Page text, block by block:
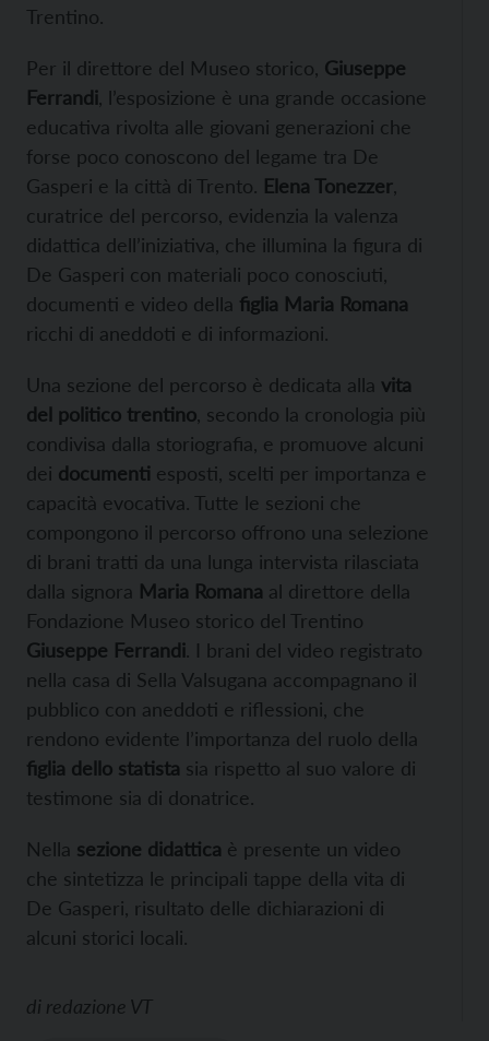
Trentino.
Per il direttore del Museo storico, Giuseppe
Ferrandi , l’esposizione è una grande occasione
educativa rivolta alle giovani generazioni che
forse poco conoscono del legame tra De
Gasperi e la città di Trento. Elena Tonezzer
curatrice del percorso, evidenzia la valenza
didattica dell’iniziativa, che illumina la figura di
De Gasperi con materiali poco conosciuti,
documenti e video della figlia Maria Romana
ricchi di aneddoti e di informazioni.
Una sezione del percorso è dedicata alla vita
del politico trentino , secondo la cronologia più
condivisa dalla storiografia, e promuove alcuni
dei documenti esposti, scelti per importanza e
capacità evocativa. Tutte le sezioni che
compongono il percorso offrono una selezione
di brani tratti da una lunga intervista rilasciata
dalla signora Maria Romana al direttore della
Fondazione Museo storico del Trentino
Giuseppe Ferrandi. I brani del video registrato
nella casa di Sella Valsugana accompagnano il
pubblico con aneddoti e riflessioni, che
rendono evidente l’importanza del ruolo della
figlia dello statista sia rispetto al suo valore di
testimone sia di donatrice.
Nella sezione didattica è presente un video
che sintetizza le principali tappe della vita di
De Gasperi, risultato delle dichiarazioni di
alcuni storici locali.
di redazione VT